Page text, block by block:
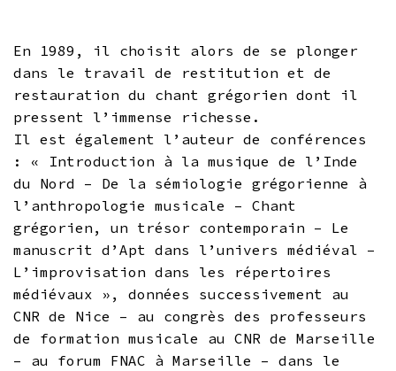
En 1989, il choisit alors de se plonger
dans le travail de restitution et de
restauration du chant grégorien dont il
pressent l’immense richesse.
Il est également l’auteur de conférences
: « Introduction à la musique de l’Inde
du Nord – De la sémiologie grégorienne à
l’anthropologie musicale – Chant
grégorien, un trésor contemporain – Le
manuscrit d’Apt dans l’univers médiéval –
L’improvisation dans les répertoires
médiévaux », données successivement au
CNR de Nice – au congrès des professeurs
de formation musicale au CNR de Marseille
– au forum FNAC à Marseille – dans le